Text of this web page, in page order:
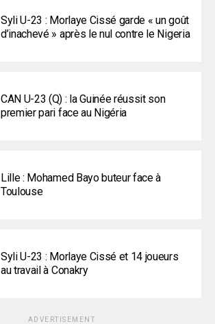
Syli U-23 : Morlaye Cissé garde « un goût
d’inachevé » après le nul contre le Nigeria
CAN U-23 (Q) : la Guinée réussit son
premier pari face au Nigéria
Lille : Mohamed Bayo buteur face à
Toulouse
Syli U-23 : Morlaye Cissé et 14 joueurs
au travail à Conakry
ADVERTISEMENT